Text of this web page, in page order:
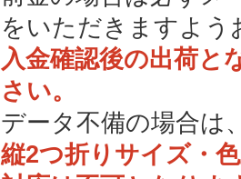
をいただきますよう
入金確認後の出荷と
さい。
データ不備の場合は
縦2つ折りサイズ・